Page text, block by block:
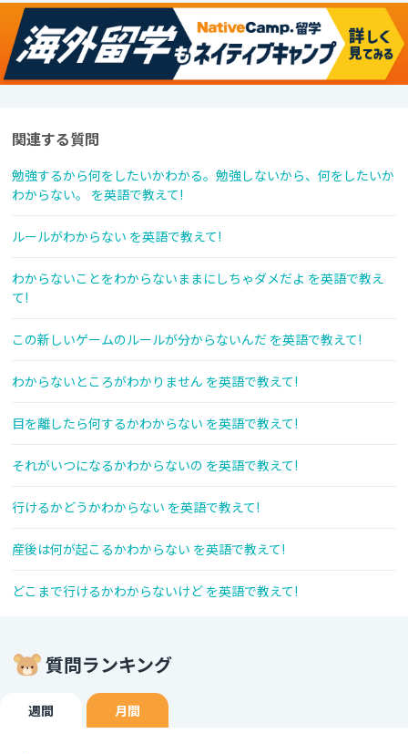
関連する質問
勉強するから何をしたいかわかる。勉強しないから、何をしたいか
わからない。 を英語で教えて!
ルールがわからない を英語で教えて!
わからないことをわからないままにしちゃダメだよ を英語で教え
て!
この新しいゲームのルールが分からないんだ を英語で教えて!
わからないところがわかりません を英語で教えて!
目を離したら何するかわからない を英語で教えて!
それがいつになるかわからないの を英語で教えて!
行けるかどうかわからない を英語で教えて!
産後は何が起こるかわからない を英語で教えて!
どこまで行けるかわからないけど を英語で教えて!
質問ランキング
週間 月間